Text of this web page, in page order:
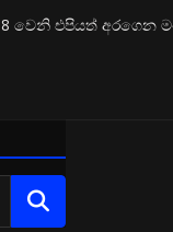
වෙනි එපියත්